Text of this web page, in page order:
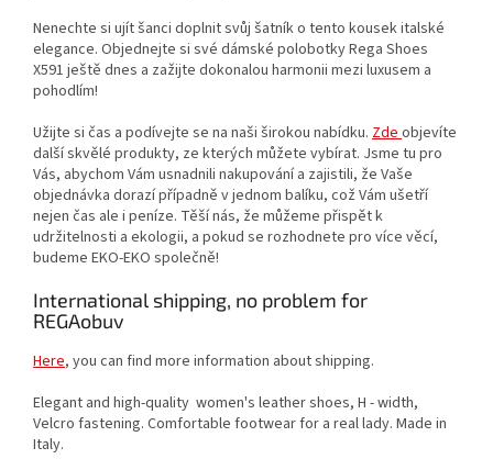
Nenechte si ujít šanci doplnit svůj šatník o tento kousek italské
elegance. Objednejte si své dámské polobotky Rega Shoes
X591 ještě dnes a zažijte dokonalou harmonii mezi luxusem a
pohodlím!
Užijte si čas a podívejte se na naši širokou nabídku. Zdeobjevíte
další skvělé produkty, ze kterých můžete vybírat. Jsme tu pro
Vás, abychom Vám usnadnili nakupování a zajistili, že Vaše
objednávka dorazí případně v jednom balíku, což Vám ušetří
nejen čas ale i peníze. Těší nás, že můžeme přispět k
udržitelnosti a ekologii, a pokud se rozhodnete pro více věcí,
budeme EKO-EKO společně!
International shipping, no problem for
REGAobuv
Here, you can find more information about shipping.
Elegant and high-quality women's leather shoes, H - width,
Velcro fastening. Comfortable footwear for a real lady. Made in
Italy.